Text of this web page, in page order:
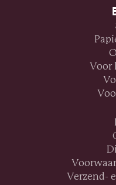
Voor
Verzend-